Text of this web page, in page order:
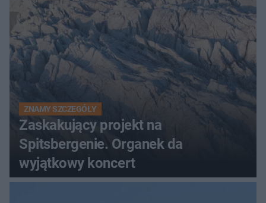
ZNAMY SZCZEGÓŁY
Zaskakujący projekt na
Spitsbergenie. Organek da
wyjątkowy koncert